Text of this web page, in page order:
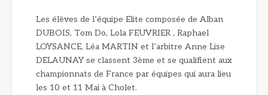
Les élèves de l’équipe Elite composée de Alban
DUBOIS, Tom Do, Lola FEUVRIER , Raphael
LOYSANCE, Léa MARTIN et l’arbitre Anne Lise
DELAUNAY se classent 3ème et se qualifient aux
championnats de France par équipes qui aura lieu
les 10 et 11 Mai à Cholet.